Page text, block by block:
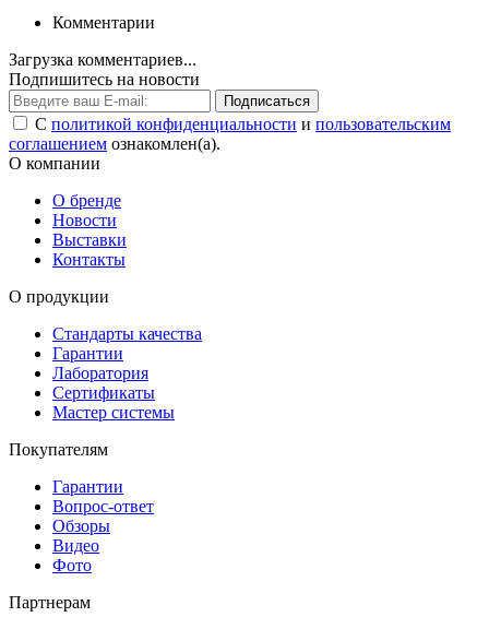
Комментарии
Загрузка комментариев...
Подпишитесь на новости
Подписаться
С политикой конфиденциальности и пользовательским
соглашением ознакомлен(а).
О компании
О бренде
Новости
Выставки
Контакты
О продукции
Стандарты качества
Гарантии
Лаборатория
Сертификаты
Мастер системы
Покупателям
Гарантии
Вопрос-ответ
Обзоры
Видео
Фото
Партнерам